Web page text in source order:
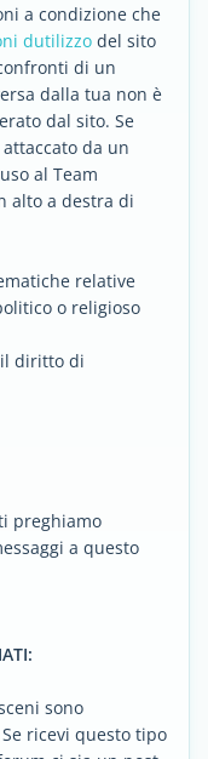
a condizione che
dutilizzo del sito
di un
dalla tua non è
dal sito. Se
da un
al Team
alto a destra di
relative
o religioso
diritto di
preghiamo
a questo
sono
ricevi questo tipo